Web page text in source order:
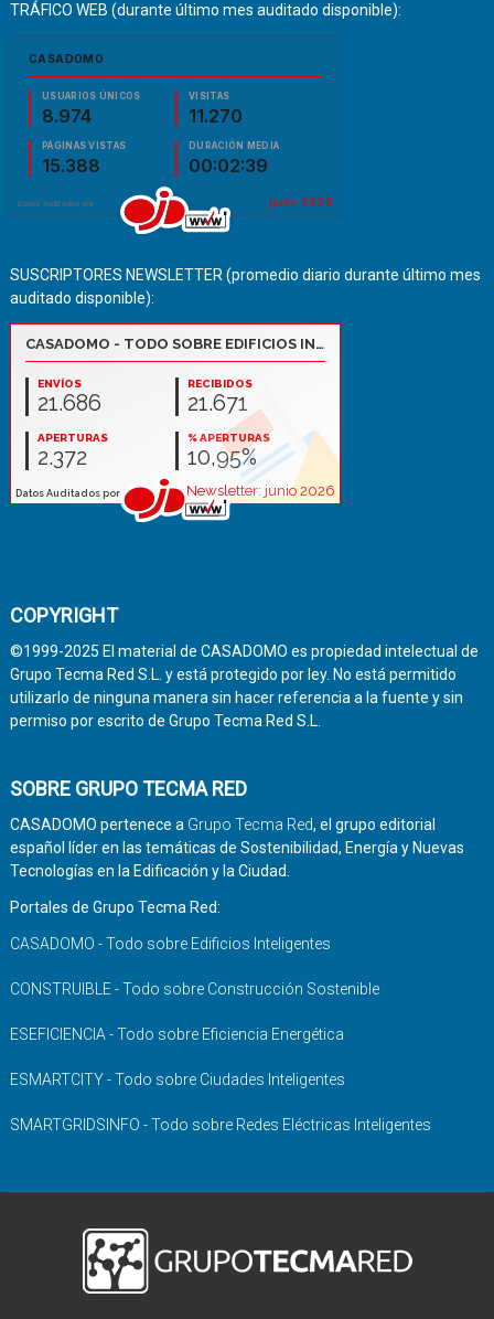
TRÁFICO WEB (durante último mes auditado disponible):
SUSCRIPTORES NEWSLETTER (promedio diario durante último mes
auditado disponible):
COPYRIGHT
©1999-2025 El material de CASADOMO es propiedad intelectual de
Grupo Tecma Red S.L. y está protegido por ley. No está permitido
utilizarlo de ninguna manera sin hacer referencia a la fuente y sin
permiso por escrito de Grupo Tecma Red S.L.
SOBRE GRUPO TECMA RED
CASADOMO pertenece a Grupo Tecma Red, el grupo editorial
español líder en las temáticas de Sostenibilidad, Energía y Nuevas
Tecnologías en la Edificación y la Ciudad.
Portales de Grupo Tecma Red:
CASADOMO - Todo sobre Edificios Inteligentes
CONSTRUIBLE - Todo sobre Construcción Sostenible
ESEFICIENCIA - Todo sobre Eficiencia Energética
ESMARTCITY - Todo sobre Ciudades Inteligentes
SMARTGRIDSINFO - Todo sobre Redes Eléctricas Inteligentes